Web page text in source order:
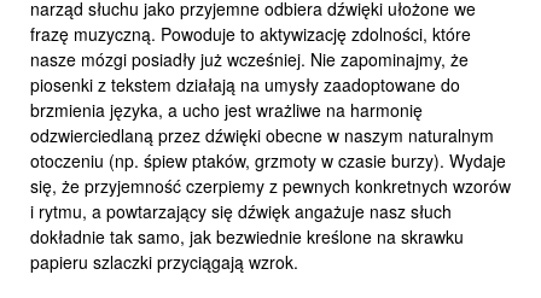
narząd słuchu jako przyjemne odbiera dźwięki ułożone we
frazę muzyczną. Powoduje to aktywizację zdolności, które
nasze mózgi posiadły już wcześniej. Nie zapominajmy, że
piosenki z tekstem działają na umysły zaadoptowane do
brzmienia języka, a ucho jest wrażliwe na harmonię
odzwierciedlaną przez dźwięki obecne w naszym naturalnym
otoczeniu (np. śpiew ptaków, grzmoty w czasie burzy). Wydaje
się, że przyjemność czerpiemy z pewnych konkretnych wzorów
i rytmu, a powtarzający się dźwięk angażuje nasz słuch
dokładnie tak samo, jak bezwiednie kreślone na skrawku
papieru szlaczki przyciągają wzrok.